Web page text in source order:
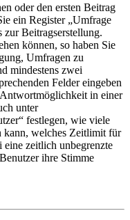
oder den ersten Beitrag
ein Register „Umfrage
zur Beitragserstellung.
können, so haben Sie
Umfragen zu
mindestens zwei
Felder eingeben
Antwortmöglichkeit in einer
unter
festlegen, wie viele
kann, welches Zeitlimit für
zeitlich unbegrenzte
ihre Stimme